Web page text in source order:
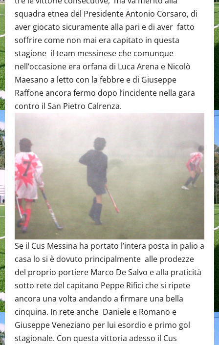
squadra etnea del Presidente Antonio Corsaro, di
aver giocato sicuramente alla pari e di aver fatto
soffrire come non mai era capitato in questa
stagione il team messinese che comunque
nell’occasione era orfana di Luca Arena e Nicolò
Maesano a letto con la febbre e di Giuseppe
Raffone ancora fermo dopo l’incidente nella gara
contro il San Pietro Calrenza.
Se il Cus Messina ha portato l’intera posta in palio a
casa lo si è dovuto principalmente alle prodezze
del proprio portiere Marco De Salvo e alla praticità
sotto rete del capitano Peppe Rifici che si ripete
ancora una volta andando a firmare una bella
cinquina. In rete anche Daniele e Romano e
Giuseppe Veneziano per lui esordio e primo gol
stagionale. Con questa vittoria adesso il Cus